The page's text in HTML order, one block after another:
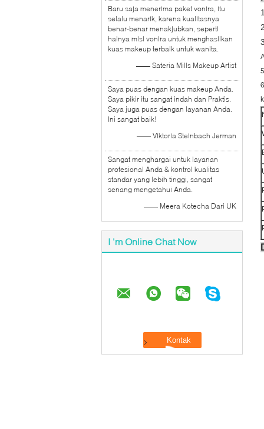
Baru saja menerima paket vonira, itu
selalu menarik, karena kualitasnya
benar-benar menakjubkan, seperti
halnya misi vonira untuk menghasilkan
kuas makeup terbaik untuk wanita.
—— Sateria Mills Makeup Artist
Saya puas dengan kuas makeup Anda.
Saya pikir itu sangat indah dan Praktis.
Saya juga puas dengan layanan Anda.
Ini sangat baik!
—— Viktoria Steinbach Jerman
Sangat menghargai untuk layanan
profesional Anda & kontrol kualitas
standar yang lebih tinggi, sangat
senang mengetahui Anda.
—— Meera Kotecha Dari UK
I 'm Online Chat Now